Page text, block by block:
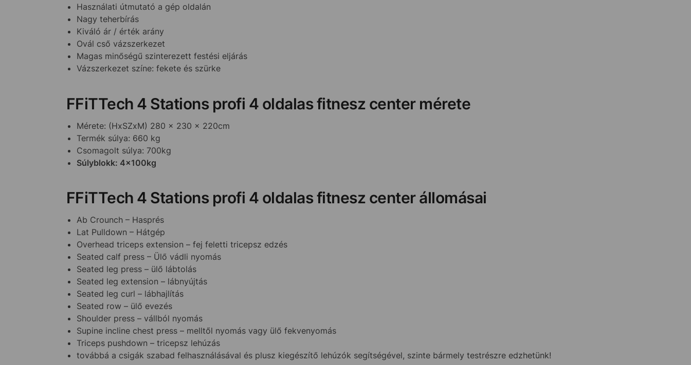
Használati útmutató a gép oldalán
Nagy teherbírás
Kiváló ár / érték arány
Ovál cső vázszerkezet
Magas minőségű szinterezett festési eljárás
Vázszerkezet színe: fekete és szürke
FFiTTech 4 Stations profi 4 oldalas fitnesz center mérete
Mérete: (HxSZxM) 280 x 230 x 220cm
Termék súlya: 660 kg
Csomagolt súlya: 700kg
Súlyblokk: 4x100kg
FFiTTech 4 Stations profi 4 oldalas fitnesz center állomásai
Ab Crounch – Hasprés
Lat Pulldown – Hátgép
Overhead triceps extension – fej feletti tricepsz edzés
Seated calf press – Ülő vádli nyomás
Seated leg press – ülő lábtolás
Seated leg extension – lábnyújtás
Seated leg curl – lábhajlítás
Seated row – ülő evezés
Shoulder press – vállból nyomás
Supine incline chest press – melltől nyomás vagy ülő fekvenyomás
Triceps pushdown – tricepsz lehúzás
továbbá a csigák szabad felhasználásával és plusz kiegészítő lehúzók segítségével, szinte bármely testrészre edzhetünk!